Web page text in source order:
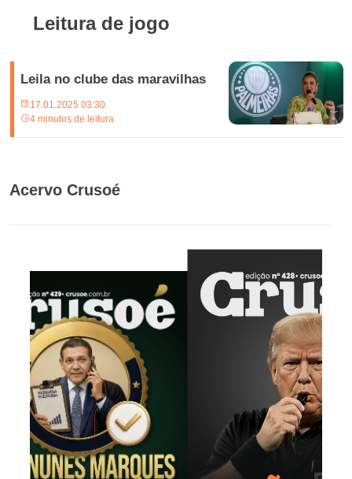
Leitura de jogo
Leila no clube das maravilhas
17.01.2025 03:30
4 minutos de leitura
Acervo Crusoé